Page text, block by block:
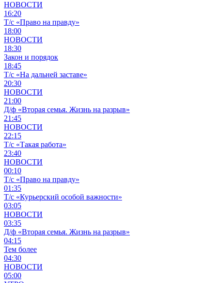
НОВОСТИ
16:20
Т/с «Право на правду»
18:00
НОВОСТИ
18:30
Закон и порядок
18:45
Т/с «На дальней заставе»
20:30
НОВОСТИ
21:00
Д/ф «Вторая семья. Жизнь на разрыв»
21:45
НОВОСТИ
22:15
Т/с «Такая работа»
23:40
НОВОСТИ
00:10
Т/с «Право на правду»
01:35
Т/с «Курьерский особой важности»
03:05
НОВОСТИ
03:35
Д/ф «Вторая семья. Жизнь на разрыв»
04:15
Тем более
04:30
НОВОСТИ
05:00